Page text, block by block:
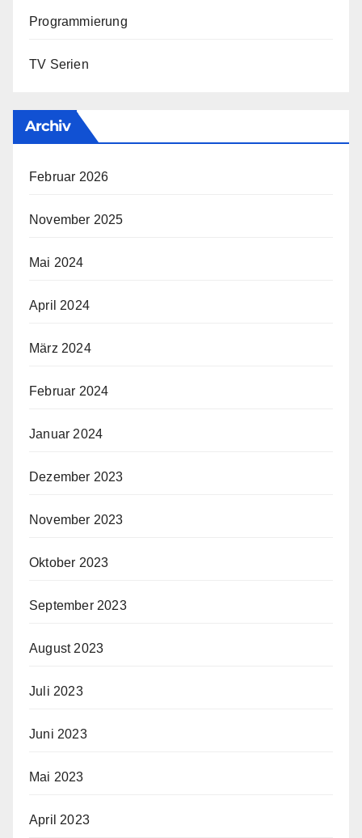
Programmierung
TV Serien
Archiv
Februar 2026
November 2025
Mai 2024
April 2024
März 2024
Februar 2024
Januar 2024
Dezember 2023
November 2023
Oktober 2023
September 2023
August 2023
Juli 2023
Juni 2023
Mai 2023
April 2023